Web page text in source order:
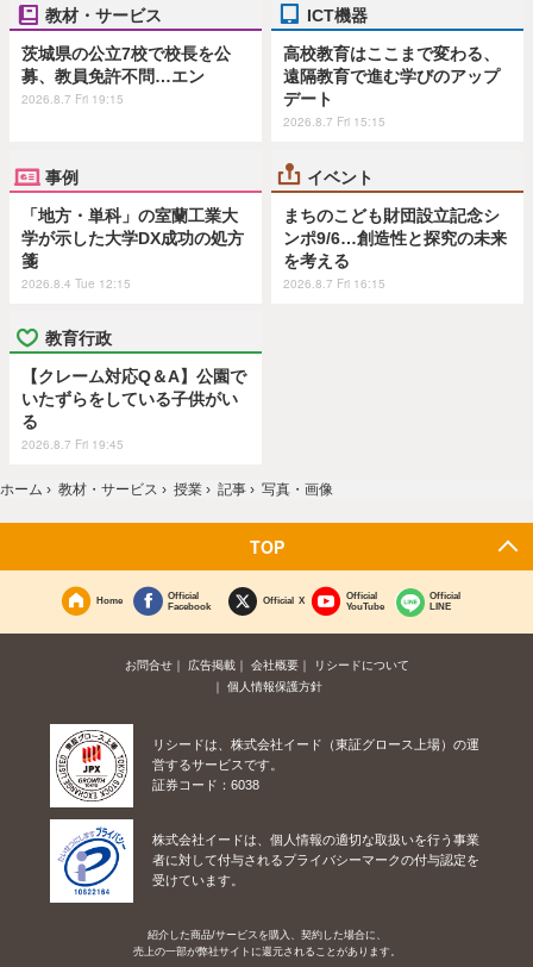
教材・サービス
茨城県の公立7校で校長を公
募、教員免許不問…エン
2026.8.7 Fri 19:15
ICT機器
高校教育はここまで変わる、
遠隔教育で進む学びのアップ
デート
2026.8.7 Fri 15:15
事例
「地方・単科」の室蘭工業大
学が示した大学DX成功の処方
箋
2026.8.4 Tue 12:15
イベント
まちのこども財団設立記念シ
ンポ9/6…創造性と探究の未来
を考える
2026.8.7 Fri 16:15
教育行政
【クレーム対応Q＆A】公園で
いたずらをしている子供がい
る
2026.8.7 Fri 19:45
ホーム › 教材・サービス › 授業 › 記事 › 写真・画像
TOP
Home
Official
Facebook
Official X
Official
YouTube
Official
LINE
お問合せ 広告掲載 会社概要
リシードについて
個人情報保護方針
リシードは、株式会社イード（東証グロース上場）の運
営するサービスです。
証券コード：6038
株式会社イードは、個人情報の適切な取扱いを行う事業
者に対して付与されるプライバシーマークの付与認定を
受けています。
紹介した商品/サービスを購入、契約した場合に、
売上の一部が弊社サイトに還元されることがあります。